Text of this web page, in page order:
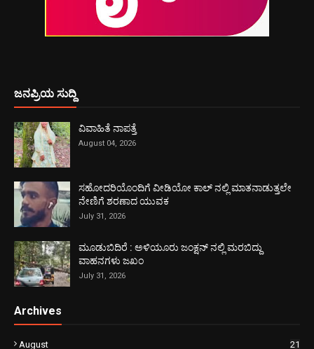
ಜನಪ್ರಿಯ ಸುದ್ದಿ
ವಿವಾಹಿತೆ ನಾಪತ್ತೆ
August 04, 2026
ಸಹೋದರಿಯೊಂದಿಗೆ ವೀಡಿಯೋ ಕಾಲ್ ನಲ್ಲಿ ಮಾತನಾಡುತ್ತಲೇ
ನೇಣಿಗೆ ಶರಣಾದ ಯುವಕ
July 31, 2026
ಮೂಡುಬಿದಿರೆ : ಅಳಿಯೂರು ಜಂಕ್ಷನ್ ನಲ್ಲಿ ಮರಬಿದ್ದು
ವಾಹನಗಳು ಜಖಂ
July 31, 2026
Archives
August 21